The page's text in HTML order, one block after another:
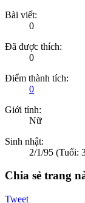
Bài viết:
0
Đã được thích:
0
Điểm thành tích:
0
Giới tính:
Nữ
Sinh nhật:
2/1/95 (Tuổi:
Chia sẻ trang
Tweet